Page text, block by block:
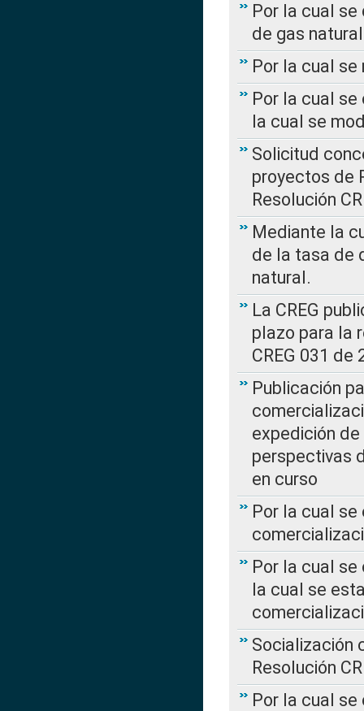
Por la cual
de gas natural
Por la cual se
Por la cual se
la cual se
Solicitud
proyectos de
Resolución
Mediante la
de la tasa de
natural.
La CREG
plazo para la
CREG 031 de
Publicación
expedición de
perspectivas
en curso
Por la cual
Por la cual se
la cual se
Socialización
Resolución
Por la cual